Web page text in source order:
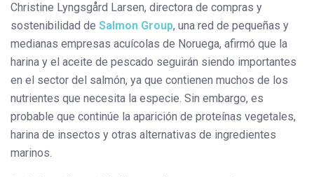
Christine Lyngsgård Larsen, directora de compras y
sostenibilidad de Salmon Group, una red de pequeñas y
medianas empresas acuícolas de Noruega, afirmó que la
harina y el aceite de pescado seguirán siendo importantes
en el sector del salmón, ya que contienen muchos de los
nutrientes que necesita la especie. Sin embargo, es
probable que continúe la aparición de proteínas vegetales,
harina de insectos y otras alternativas de ingredientes
marinos.